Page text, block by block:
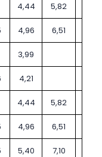
4,44 5,82
4,96 6,51
3,99
4,21
4,44 5,82
4,96 6,51
5,40 7,10